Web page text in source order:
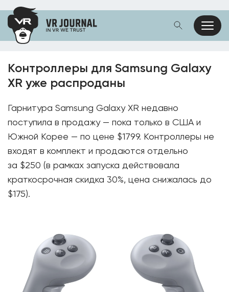
Контроллеры для Samsung Galaxy
XR уже распроданы
Гарнитура Samsung Galaxy XR недавно
поступила в продажу — пока только в США и
Южной Корее — по цене $1799. Контроллеры не
входят в комплект и продаются отдельно
за $250 (в рамках запуска действовала
краткосрочная скидка 30%, цена снижалась до
$175).